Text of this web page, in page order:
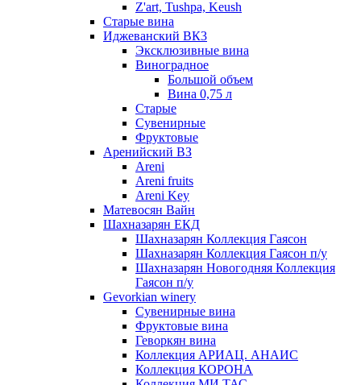
Z'art, Tushpa, Keush
Старые вина
Иджеванский ВК3
Эксклюзивные вина
Виноградное
Большой объем
Вина 0,75 л
Старые
Сувенирные
Фруктовые
Аренийский ВЗ
Areni
Areni fruits
Areni Key
Матевосян Вайн
Шахназарян ЕКД
Шахназарян Коллекция Гаясон
Шахназарян Коллекция Гаясон п/у
Шахназарян Новогодняя Коллекция
Гаясон п/у
Gevorkian winery
Сувенирные вина
Фруктовые вина
Геворкян вина
Коллекция АРИАЦ. АНАИС
Коллекция КОРОНА